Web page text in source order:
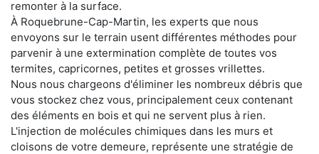
remonter à la surface.
À Roquebrune-Cap-Martin, les experts que nous
envoyons sur le terrain usent différentes méthodes pour
parvenir à une extermination complète de toutes vos
termites, capricornes, petites et grosses vrillettes.
Nous nous chargeons d'éliminer les nombreux débris que
vous stockez chez vous, principalement ceux contenant
des éléments en bois et qui ne servent plus à rien.
L'injection de molécules chimiques dans les murs et
cloisons de votre demeure, représente une stratégie de